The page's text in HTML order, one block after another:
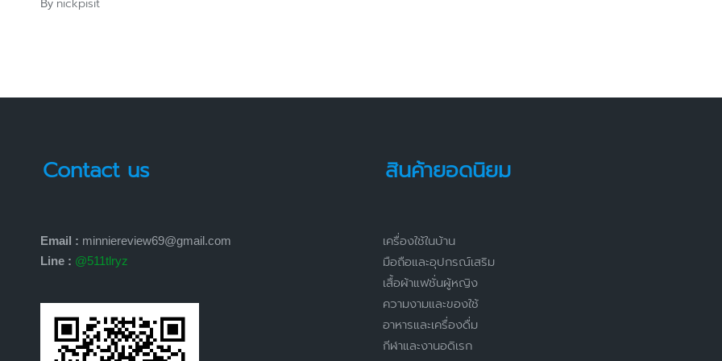
Posted
By nickpisit
Contact us
Email : minniereview69@gmail.com
Line : @511tlryz
สินค้ายอดนิยม
เครื่องใช้ในบ้าน
มือถือและอุปกรณ์เสริม
เสื้อผ้าแฟชั่นผู้หญิง
ความงามและของใช้
อาหารและเครื่องดื่ม
กีฬาและงานอดิเรก